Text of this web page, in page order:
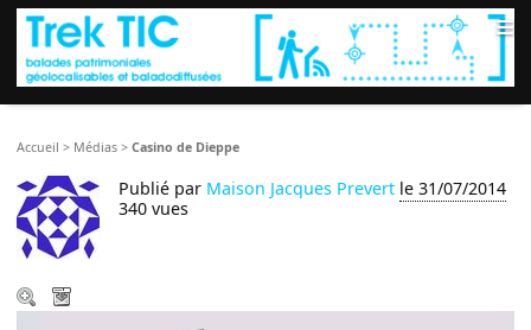
≡
Accueil > Médias >Casino de Dieppe
Publié par Maison Jacques Prevert le 31/07/2014
340 vues